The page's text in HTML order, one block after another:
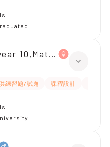
10,Maths
練習題/試題 課程設計